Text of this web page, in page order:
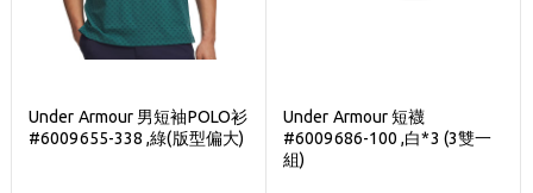
Under Armour 男短袖POLO衫
#6009655-338 ,綠(版型偏大)
Under Armour 短襪
#6009686-100 ,白*3 (3雙一
組)